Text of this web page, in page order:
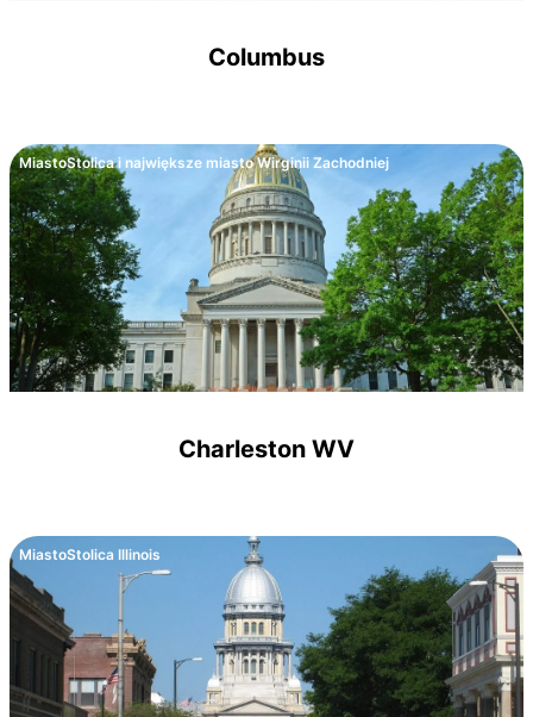
Columbus
MiastoStolica i największe miasto Wirginii Zachodniej
Charleston WV
MiastoStolica Illinois